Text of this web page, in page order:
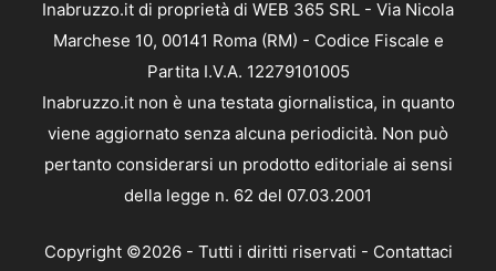
Inabruzzo.it di proprietà di WEB 365 SRL - Via Nicola
Marchese 10, 00141 Roma (RM) - Codice Fiscale e
Partita I.V.A. 12279101005
Inabruzzo.it non è una testata giornalistica, in quanto
viene aggiornato senza alcuna periodicità. Non può
pertanto considerarsi un prodotto editoriale ai sensi
della legge n. 62 del 07.03.2001
Copyright ©2026 - Tutti i diritti riservati - Contattaci